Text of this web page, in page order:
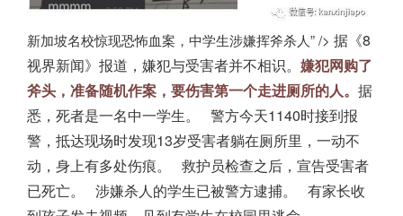
新加坡名校惊现恐怖血案，中学生涉嫌挥斧杀人” /> 据《8
视界新闻》报道，嫌犯与受害者并不相识。 嫌犯网购了
斧头，准备随机作案，要伤害第一个走进厕所的人。 据
悉，死者是一名中一学生。
警方今天1140时接到报
警，抵达现场时发现13岁受害者躺在厕所里，一动不
动，身上有多处伤痕。
救护员检查之后，宣告受害者
已死亡。
涉嫌杀人的学生已被警方逮捕。
有家长收